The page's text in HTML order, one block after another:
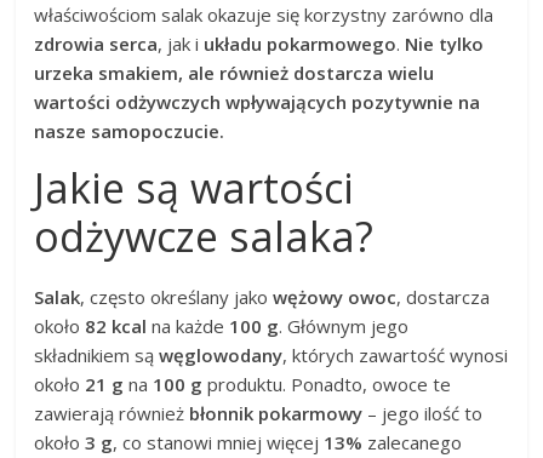
właściwościom salak okazuje się korzystny zarówno dla
zdrowia serca, jak i układu pokarmowego. Nie tylko
urzeka smakiem, ale również dostarcza wielu
wartości odżywczych wpływających pozytywnie na
nasze samopoczucie.
Jakie są wartości
odżywcze salaka?
Salak, często określany jakowężowy owoc, dostarcza
około 82 kcal na każde 100 g. Głównym jego
składnikiem sąwęglowodany, których zawartość wynosi
około 21 g na 100 g produktu. Ponadto, owoce te
zawierają również błonnik pokarmowy – jego ilość to
około3 g, co stanowi mniej więcej 13% zalecanego